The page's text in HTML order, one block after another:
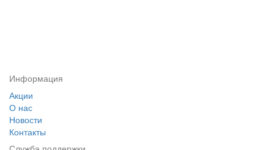
Информация
Акции
О нас
Новости
Контакты